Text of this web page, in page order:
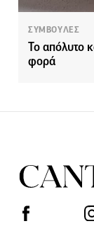
ΣΥΜΒΟΥΛΕΣ
Το απόλυτο
φορά